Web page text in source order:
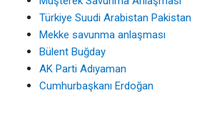
Türkiye Suudi Arabistan Pakistan
Mekke savunma anlaşması
Bülent Buğday
AK Parti Adıyaman
Cumhurbaşkanı Erdoğan